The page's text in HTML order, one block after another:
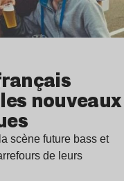
nouveaux
scène future bass et
de leurs